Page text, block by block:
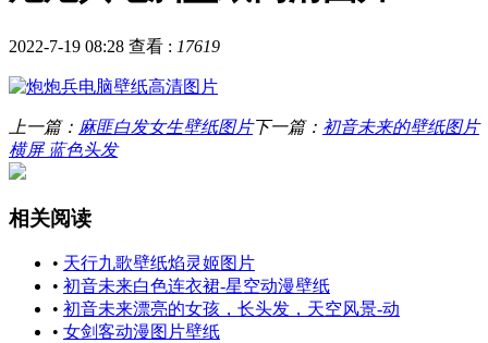
2022-7-19 08:28 查看 : 17619
上一篇： 麻匪白发女生壁纸图片下一篇： 初音未来的壁纸图片
横屏 蓝色头发
相关阅读
• 天行九歌壁纸焰灵姬图片
• 初音未来白色连衣裙-星空动漫壁纸
• 初音未来漂亮的女孩，长头发，天空风景-动
• 女剑客动漫图片壁纸